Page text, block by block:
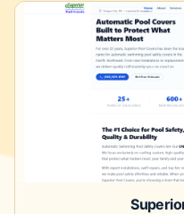
Abre la demostración en